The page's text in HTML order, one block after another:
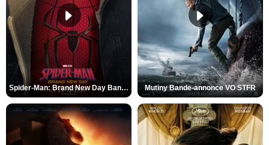
Spider-Man: Brand New Day Bande-annonce VO STFR Mutiny Bande-annonce VO STFR